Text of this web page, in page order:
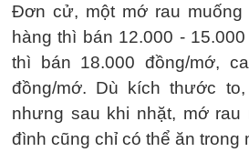
Đơn cử, một mớ rau
hàng thì bán 12.000 -
thì bán 18.000 đồng/mớ,
đồng/mớ. Dù kích thước
nhưng sau khi nhặt, mớ rau
đình cũng chỉ có thể ăn trong